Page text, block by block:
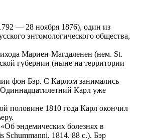
— 28 ноября 1876), один из
энтомологического общества,
Мариен-Магдаленен (нем. St.
губернии (ныне на территории
фон Бэр. С Карлом занимались
Карл уже
половине 1810 года Карл окончил
эндемических болезнях в
Schummanni. 1814. 88 c.). Бэр